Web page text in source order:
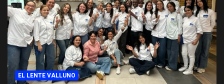
EL LENTE VALLUNO